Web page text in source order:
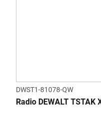
DWST1-81078-QW
Radio DEWALT TSTAK